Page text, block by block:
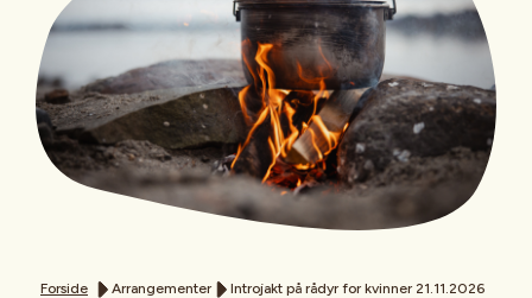
Forside Arrangementer Introjakt på rådyr for kvinner 21.11.2026